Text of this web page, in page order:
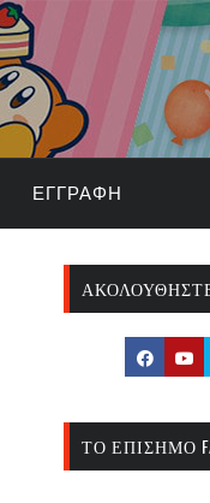
ΕΓΓΡΑΦΉ
ΤΟ ΕΠΊΣΗΜΟ